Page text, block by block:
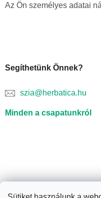
Az Ön személyes adatai
Segíthetünk Önnek?
szia@herbatica.hu
Minden a csapatunkról